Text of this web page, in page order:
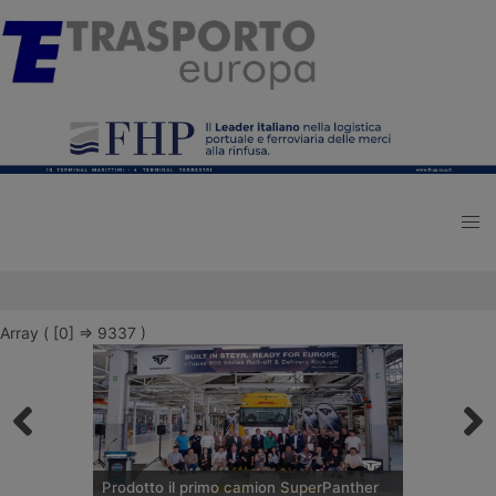
Array ( [0] => 9337 )
Prodotto il primo camion SuperPanther